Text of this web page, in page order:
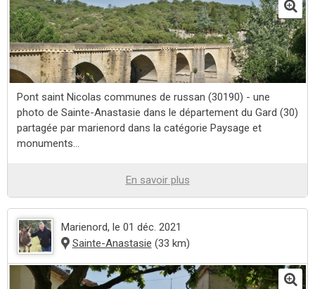
Pont saint Nicolas communes de russan (30190) - une
photo de Sainte-Anastasie dans le département du Gard (30)
partagée par marienord dans la catégorie Paysage et
monuments...
En savoir plus
Marienord, le 01 déc. 2021
Sainte-Anastasie (33 km)